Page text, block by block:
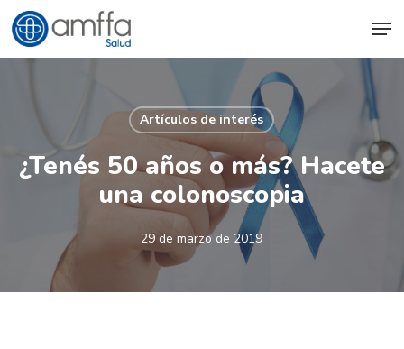
Skip
to
main
Artículos de interés
¿Tenés 50 años o más? Hacete
una colonoscopia
29 de marzo de 2019